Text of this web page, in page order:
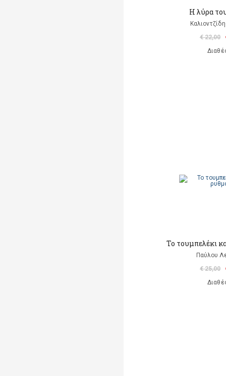
Η λύρα
€ 22,00
Το τουμπελέκι
Παύλου
€ 25,00